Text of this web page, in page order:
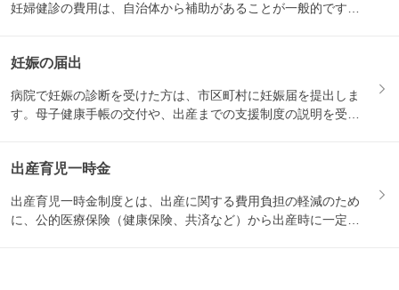
妊婦健診の費用は、自治体から補助があることが一般的です。
妊娠の届出
病院で妊娠の診断を受けた方は、市区町村に妊娠届を提出しま
す。母子健康手帳の交付や、出産までの支援制度の説明を受け
出産育児一時金
出産育児一時金制度とは、出産に関する費用負担の軽減のため
に、公的医療保険（健康保険、共済など）から出産時に一定の